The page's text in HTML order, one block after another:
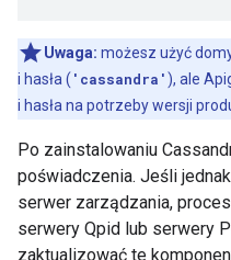
Uwaga: możesz użyć
i hasła ( 'cassandra' ), ale
i hasła na potrzeby wersji
Po zainstalowaniu
poświadczenia. Jeśli
serwer zarządzania,
serwery Qpid lub serwery
zaktualizować te